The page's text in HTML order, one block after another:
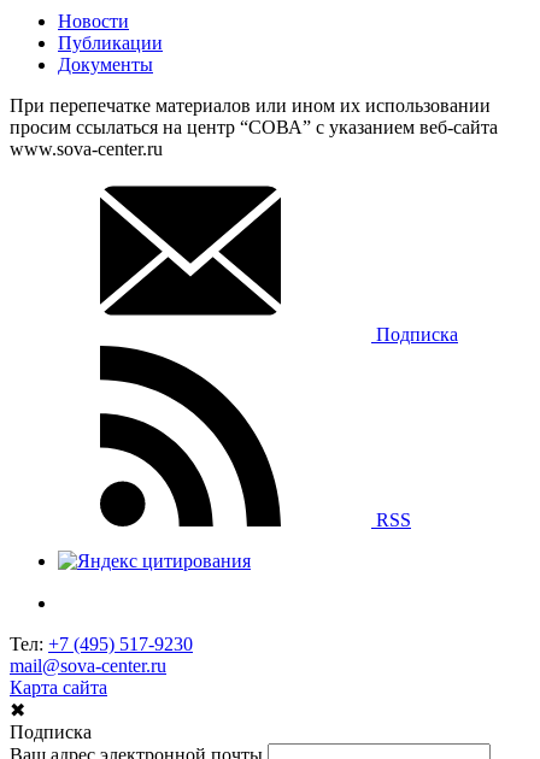
Новости
Публикации
Документы
При перепечатке материалов или ином их использовании
просим ссылаться на центр “СОВА” с указанием веб-сайта
www.sova-center.ru
Подписка
RSS
Тел: +7 (495) 517-9230
mail@sova-center.ru
Карта сайта
✖
Подписка